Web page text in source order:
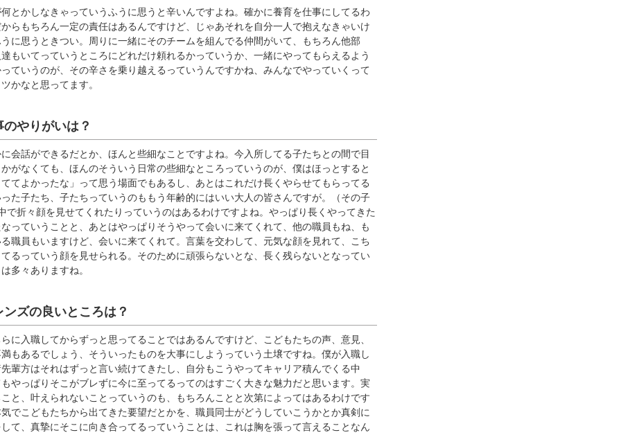
とかしなきゃっていうふうに思うと辛いんですよね。確かに養育を仕事にしてるわ
らもちろん一定の責任はあるんですけど、じゃあそれを自分一人で抱えなきゃいけ
に思うときつい。周りに一緒にそのチームを組んでる仲間がいて、もちろん他部
もいてっていうところにどれだけ頼れるかっていうか、一緒にやってもらえるよう
ていうのが、その辛さを乗り越えるっていうんですかね、みんなでやっていくって
かなと思ってます。
やりがいは？
会話ができるだとか、ほんと些細なことですよね。今入所してる子たちとの間で目
がなくても、ほんのそういう日常の些細なところっていうのが、僕はほっとすると
てよかったな」って思う場面でもあるし、あとはこれだけ長くやらせてもらってる
た子たち、子たちっていうのももう年齢的にはいい大人の皆さんですが。（その子
で折々顔を見せてくれたりっていうのはあるわけですよね。やっぱり長くやってきた
っていうことと、あとはやっぱりそうやって会いに来てくれて、他の職員もね、も
職員もいますけど、会いに来てくれて。言葉を交わして、元気な顔を見れて、こち
るっていう顔を見せられる。そのために頑張らないとな、長く残らないとなってい
多々ありますね。
ンズの良いところは？
に入職してからずっと思ってることではあるんですけど、こどもたちの声、意見、
もあるでしょう、そういったものを大事にしようっていう土壌ですね。僕が入職し
輩方はそれはずっと言い続けてきたし、自分もこうやってキャリア積んでくる中
やっぱりそこがブレずに今に至ってるってのはすごく大きな魅力だと思います。実
と、叶えられないことっていうのも、もちろんことと次第によってはあるわけです
でこどもたちから出てきた要望だとかを、職員同士がどうしていこうかとか真剣に
て、真摯にそこに向き合ってるっていうことは、これは胸を張って言えることなん